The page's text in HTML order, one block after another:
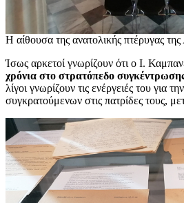
Η αίθουσα της ανατολικής πτέρυγας
Ίσως αρκετοί γνωρίζουν ότι ο Ι.
χρόνια στο στρατόπεδο
λίγοι γνωρίζουν τις ενέργειές του για
συγκρατούμενων στις πατρίδες τους,